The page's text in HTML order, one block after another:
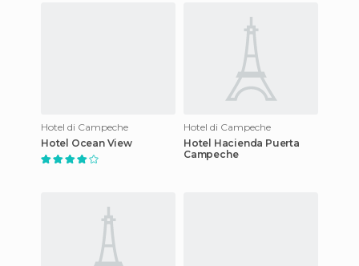
Hotel di Campeche
Hotel Ocean View
Hotel di Campeche
Hotel Hacienda Puerta
Campeche